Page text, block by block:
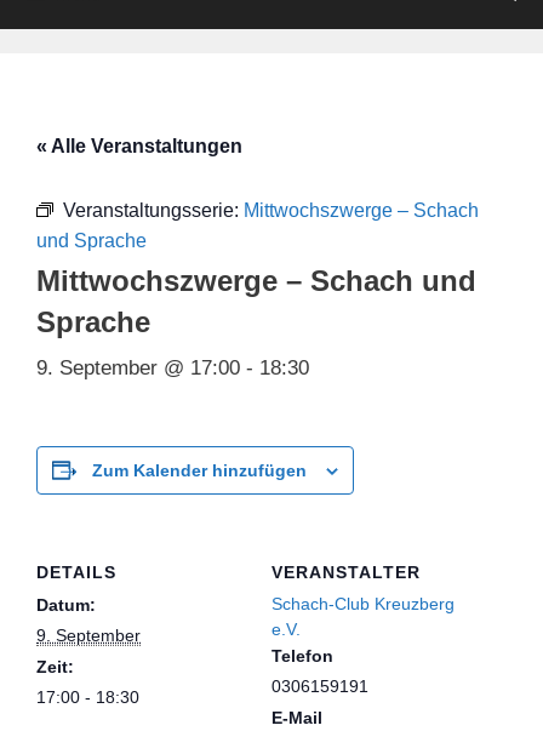
« Alle Veranstaltungen
Veranstaltungsserie: Mittwochszwerge – Schach
und Sprache
Mittwochszwerge – Schach und
Sprache
9. September @ 17:00 - 18:30
Zum Kalender hinzufügen
DETAILS
Datum:
9. September
Zeit:
17:00 - 18:30
VERANSTALTER
Schach-Club Kreuzberg
e.V.
Telefon
0306159191
E-Mail